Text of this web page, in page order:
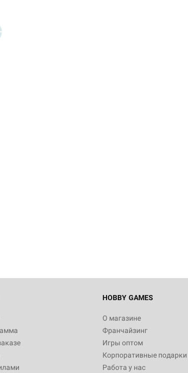
HOBBY GAMES
О магазине
Франчайзинг
Игры оптом
Корпоративные подарки
Работа у нас